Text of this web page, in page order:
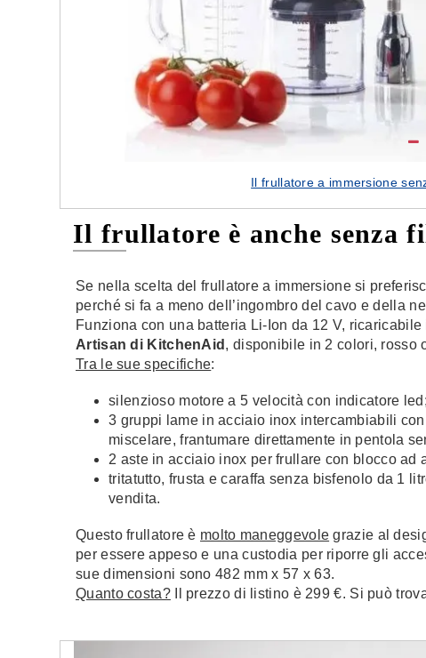
Il frullatore a immersione
Il frullatore è anche senza
Se nella scelta del frullatore a immersione si
perché si fa a meno dell’ingombro del cavo e della
Funziona con una batteria Li-Ion da 12 V,
Artisan di KitchenAid , disponibile in 2 colori, rosso
Tra le sue specifiche:
silenzioso motore a 5 velocità con indicatore led;
3 gruppi lame in acciaio inox intercambiabili
miscelare, frantumare direttamente in pentola
2 aste in acciaio inox per frullare con blocco ad
tritatutto, frusta e caraffa senza bisfenolo da 1
vendita.
Questo frullatore è molto maneggevole grazie al
per essere appeso e una custodia per riporre gli
sue dimensioni sono 482 mm x 57 x 63.
Quanto costa?Il prezzo di listino è 299 €. Si può